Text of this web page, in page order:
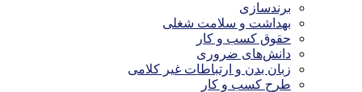
برندسازی
بهداشت و سلامت شغلی
حقوق کسب و کار
دانش‌های ضروری
زبان بدن و ارتباطات غیر کلامی
طرح کسب و کار